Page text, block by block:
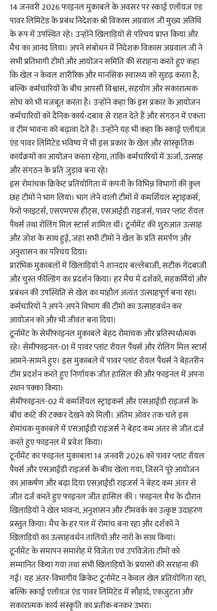
14 जनवरी 2026 फाइनल मुकाबले के अवसर पर स्काई एलॉयज़ एंड
पावर लिमिटेड के प्रबंध निदेशक श्री विकास अग्रवाल जी मुख्य अतिथि
के रूप में उपस्थित रहे। उन्होंने खिलाड़ियों से परिचय प्राप्त किया और
मैच का आनंद लिया। अपने संबोधन में निदेशक विकास अग्रवाल जी ने
सभी प्रतिभागी टीमों और आयोजन समिति की सराहना करते हुए कहा
कि खेल न केवल शारीरिक और मानसिक स्वास्थ्य को सुदृढ़ करता है,
बल्कि कर्मचारियों के बीच आपसी विश्वास, सहयोग और सकारात्मक
सोच को भी मजबूत करता है। उन्होंने कहा कि इस प्रकार के आयोजन
कर्मचारियों को दैनिक कार्य-दबाव से राहत देते हैं और संगठन में एकता
व टीम भावना को बढ़ावा देते हैं। उन्होंने यह भी कहा कि स्काई एलॉयज़
एंड पावर लिमिटेड भविष्य में भी इस प्रकार के खेल और सांस्कृतिक
कार्यक्रमों का आयोजन करता रहेगा, ताकि कर्मचारियों में ऊर्जा, उत्साह
और संगठन के प्रति जुड़ाव बना रहे।
इस रोमांचक क्रिकेट प्रतियोगिता में कंपनी के विभिन्न विभागों की कुल
छह टीमों ने भाग लिया। भाग लेने वाली टीमों में कमर्शियल स्ट्राइकर्स,
फेरो फाइटर्स, एसएमएस हीट्स, एसआईडी राइजर्स, पावर प्लांट रॉयल
पैंथर्स तथा रोलिंग मिल स्टार्स शामिल थीं। टूर्नामेंट की शुरुआत उत्साह
और जोश के साथ हुई, जहां सभी टीमों ने खेल के प्रति समर्पण और
अनुशासन का परिचय दिया।
प्रारंभिक मुकाबलों में खिलाड़ियों ने शानदार बल्लेबाजी, सटीक गेंदबाजी
और चुस्त फील्डिंग का प्रदर्शन किया। हर मैच में दर्शकों, सहकर्मियों और
प्रबंधन की उपस्थिति से खेल का माहौल अत्यंत उत्साहपूर्ण बना रहा।
कर्मचारियों ने अपने-अपने विभाग की टीमों का उत्साहवर्धन कर
आयोजन को और भी जीवंत बना दिया।
टूर्नामेंट के सेमीफाइनल मुकाबले बेहद रोमांचक और प्रतिस्पर्धात्मक
रहे। सेमीफाइनल-01 में पावर प्लांट रॉयल पैंथर्स और रोलिंग मिल स्टार्स
आमने-सामने हुए। इस मुकाबले में पावर प्लांट रॉयल पैंथर्स ने बेहतरीन
टीम प्रदर्शन करते हुए निर्णायक जीत हासिल की और फाइनल में अपना
स्थान पक्का किया।
सेमीफाइनल-02 में कमर्शियल स्ट्राइकर्स और एसआईडी राइजर्स के
बीच कांटे की टक्कर देखने को मिली। अंतिम ओवर तक चले इस
रोमांचक मुकाबले में एसआईडी राइजर्स ने बेहद कम अंतर से जीत दर्ज
करते हुए फाइनल में प्रवेश किया।
टूर्नामेंट का फाइनल मुकाबला 14 जनवरी 2026 को पावर प्लांट रॉयल
पैंथर्स और एसआईडी राइजर्स के बीच खेला गया, जिसने पूरे आयोजन
का आकर्षण और बढ़ा दिया एसआईडी राइजर्स ने बेहद कम अंतर से
जीत दर्ज करते हुए फाइनल जीत हासिल की । फाइनल मैच के दौरान
खिलाड़ियों ने खेल भावना, अनुशासन और टीमवर्क का उत्कृष्ट उदाहरण
प्रस्तुत किया। मैच के हर पल में रोमांच बना रहा और दर्शकों ने
खिलाड़ियों का उत्साहवर्धन तालियों और नारों के साथ किया।
टूर्नामेंट के समापन समारोह में विजेता एवं उपविजेता टीमों को
सम्मानित किया गया तथा सभी खिलाड़ियों के प्रयासों की सराहना की
गई। यह अंतर-विभागीय क्रिकेट टूर्नामेंट न केवल खेल प्रतियोगिता रहा,
बल्कि स्काई एलॉयज़ एंड पावर लिमिटेड में सौहार्द, एकजुटता और
सकारात्मक कार्य संस्कृति का प्रतीक बनकर उभरा।